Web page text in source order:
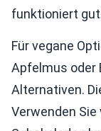
funktioniert
Für vegane
Apfelmus oder
Alternativen.
Verwenden